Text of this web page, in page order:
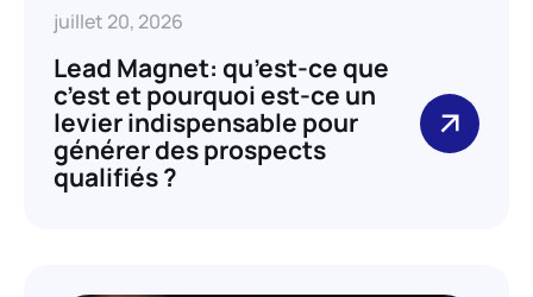
juillet 20, 2026
Lead Magnet: qu’est-ce que
c’est et pourquoi est-ce un
levier indispensable pour
générer des prospects
qualifiés ?